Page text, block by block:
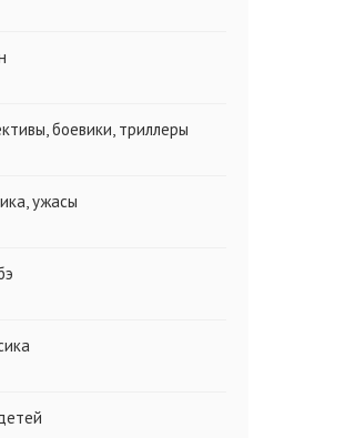
боевики, триллеры
ужасы